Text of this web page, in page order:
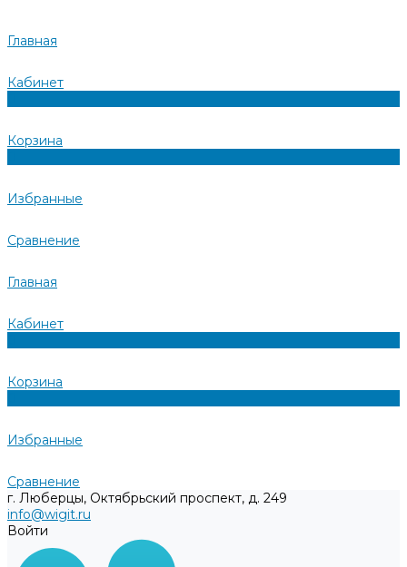
Главная
Кабинет
Корзина
Избранные
Сравнение
Главная
Кабинет
Корзина
Избранные
Сравнение
г. Люберцы, Октябрьский проспект, д. 249
info@wigit.ru
Войти